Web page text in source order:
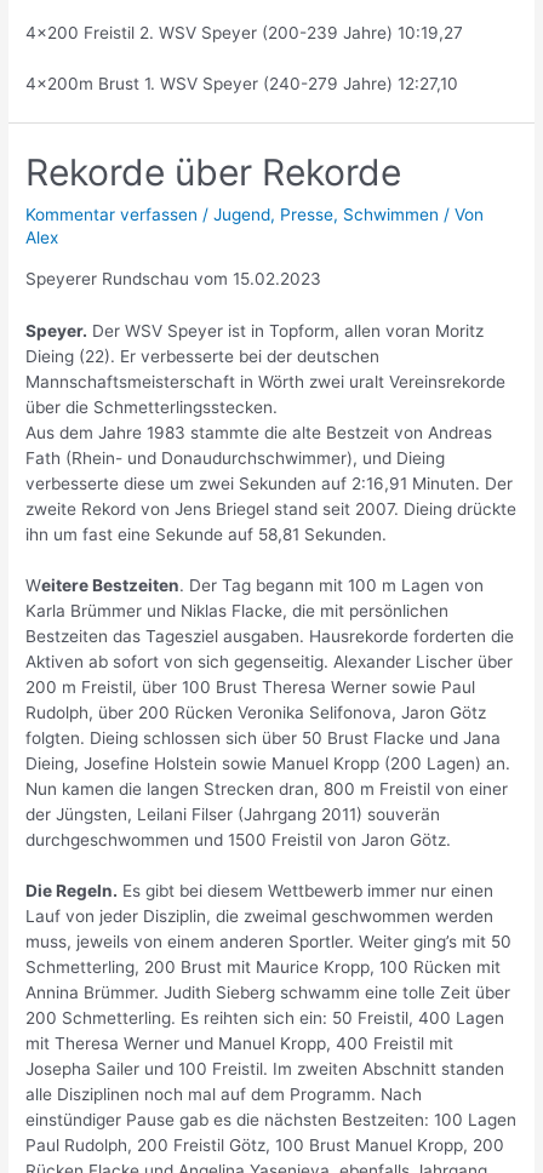
4×200 Freistil 2. WSV Speyer (200-239 Jahre) 10:19,27
4x200m Brust 1. WSV Speyer (240-279 Jahre) 12:27,10
Rekorde über Rekorde
Kommentar verfassen /Jugend, Presse, Schwimmen / Von
Alex
Speyerer Rundschau vom 15.02.2023
Speyer. Der WSV Speyer ist in Topform, allen voran Moritz
Dieing (22). Er verbesserte bei der deutschen
Mannschaftsmeisterschaft in Wörth zwei uralt Vereinsrekorde
über die Schmetterlingsstecken.
Aus dem Jahre 1983 stammte die alte Bestzeit von Andreas
Fath (Rhein- und Donaudurchschwimmer), und Dieing
verbesserte diese um zwei Sekunden auf 2:16,91 Minuten. Der
zweite Rekord von Jens Briegel stand seit 2007. Dieing drückte
ihn um fast eine Sekunde auf 58,81 Sekunden.
Weitere Bestzeiten. Der Tag begann mit 100 m Lagen von
Karla Brümmer und Niklas Flacke, die mit persönlichen
Bestzeiten das Tagesziel ausgaben. Hausrekorde forderten die
Aktiven ab sofort von sich gegenseitig. Alexander Lischer über
200 m Freistil, über 100 Brust Theresa Werner sowie Paul
Rudolph, über 200 Rücken Veronika Selifonova, Jaron Götz
folgten. Dieing schlossen sich über 50 Brust Flacke und Jana
Dieing, Josefine Holstein sowie Manuel Kropp (200 Lagen) an.
Nun kamen die langen Strecken dran, 800 m Freistil von einer
der Jüngsten, Leilani Filser (Jahrgang 2011) souverän
durchgeschwommen und 1500 Freistil von Jaron Götz.
Die Regeln. Es gibt bei diesem Wettbewerb immer nur einen
Lauf von jeder Disziplin, die zweimal geschwommen werden
muss, jeweils von einem anderen Sportler. Weiter ging’s mit 50
Schmetterling, 200 Brust mit Maurice Kropp, 100 Rücken mit
Annina Brümmer. Judith Sieberg schwamm eine tolle Zeit über
200 Schmetterling. Es reihten sich ein: 50 Freistil, 400 Lagen
mit Theresa Werner und Manuel Kropp, 400 Freistil mit
Josepha Sailer und 100 Freistil. Im zweiten Abschnitt standen
alle Disziplinen noch mal auf dem Programm. Nach
einstündiger Pause gab es die nächsten Bestzeiten: 100 Lagen
Paul Rudolph, 200 Freistil Götz, 100 Brust Manuel Kropp, 200